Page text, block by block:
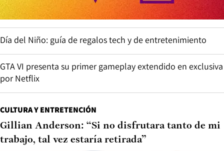
Día del Niño: guía de regalos tech y de entretenimiento
GTA VI presenta su primer gameplay extendido en exclusiva
por Netflix
CULTURA Y ENTRETENCIÓN
Gillian Anderson: “Si no disfrutara tanto de mi
trabajo, tal vez estaría retirada”